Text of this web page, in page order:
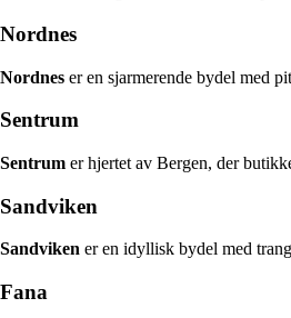
Nordnes
Nordnes er en sjarmerende bydel med
Sentrum
Sentrum er hjertet av Bergen, der
Sandviken
Sandviken er en idyllisk bydel med
Fana